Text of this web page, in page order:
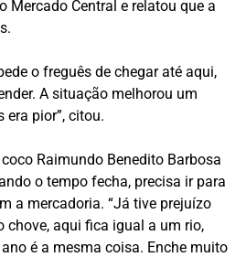
Mercado Central e relatou que a
o freguês de chegar até aqui,
A situação melhorou um
era pior”, citou.
Raimundo Benedito Barbosa
o tempo fecha, precisa ir para
a mercadoria. “Já tive prejuízo
chove, aqui fica igual a um rio,
é a mesma coisa. Enche muito